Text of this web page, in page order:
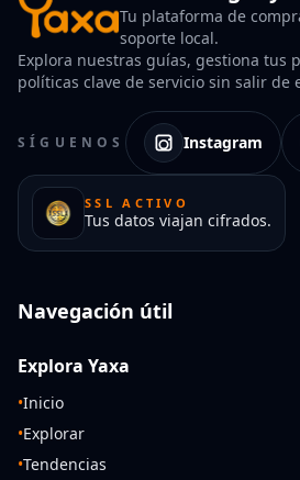
Tu plataforma de
soporte local.
Explora nuestras guías, gestiona tus
políticas clave de servicio sin salir de
SÍGUENOS Instagram
SSL ACTIVO
Tus datos viajan cifrados.
Navegación útil
Explora Yaxa
•Inicio
•Explorar
•Tendencias